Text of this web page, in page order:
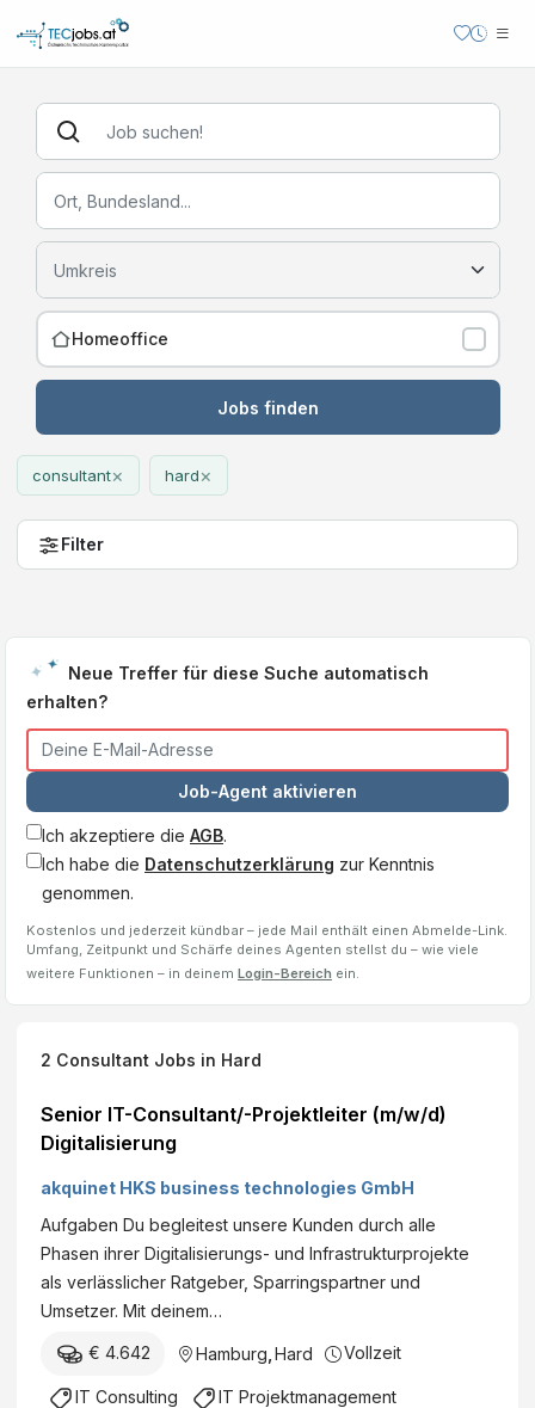
Homeoffice
Jobs finden
consultant× hard×
Filter
Neue Treffer für diese Suche automatisch
erhalten?
Job-Agent aktivieren
Ich akzeptiere die AGB.
Ich habe die Datenschutzerklärung zur Kenntnis
genommen.
Kostenlos und jederzeit kündbar – jede Mail enthält einen Abmelde-Link.
Umfang, Zeitpunkt und Schärfe deines Agenten stellst du – wie viele
weitere Funktionen – in deinem Login-Bereich ein.
2 Consultant Jobs in Hard
Senior IT-Consultant/-Projektleiter (m/w/d)
Digitalisierung
akquinet HKS business technologies GmbH
Aufgaben Du begleitest unsere Kunden durch alle
Phasen ihrer Digitalisierungs- und Infrastrukturprojekte
als verlässlicher Ratgeber, Sparringspartner und
Umsetzer. Mit deinem…
€ 4.642 Hamburg Hard Vollzeit
IT Consulting IT Projektmanagement